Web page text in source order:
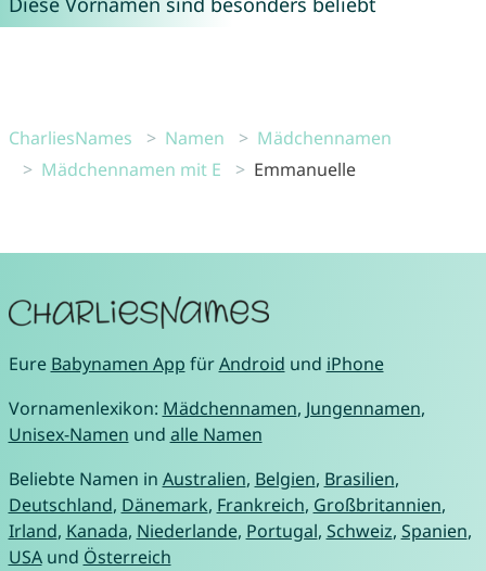
CharliesNames Namen
Mädchennamen
Mädchennamen mit E
Emmanuelle
Eure Babynamen App fürAndroid und iPhone
Vornamenlexikon: Mädchennamen, Jungennamen,
Unisex-Namen und alle Namen
Beliebte Namen in Australien, Belgien, Brasilien,
Deutschland, Dänemark, Frankreich, Großbritannien,
Irland, Kanada, Niederlande, Portugal, Schweiz, Spanien,
USAund Österreich